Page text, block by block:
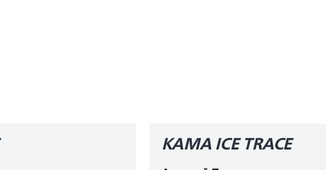
КАМА ICE TRACE